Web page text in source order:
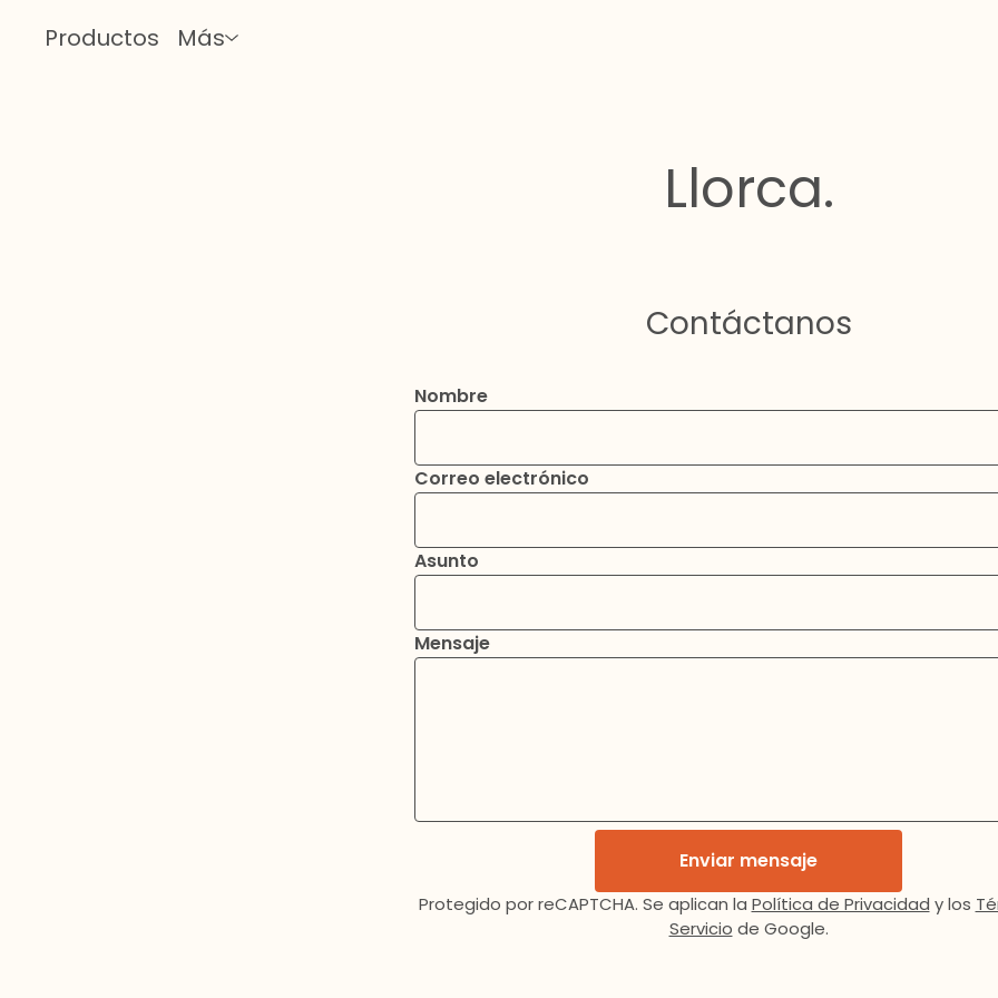
Productos Más
Llorca.
Contáctanos
Nombre
Correo electrónico
Asunto
Mensaje
Enviar mensaje
Protegido por reCAPTCHA. Se aplican la Política de Privacidad y los
Servicio de Google.